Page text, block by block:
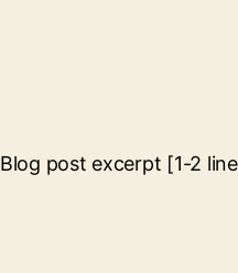
Blog post excerpt [1-2